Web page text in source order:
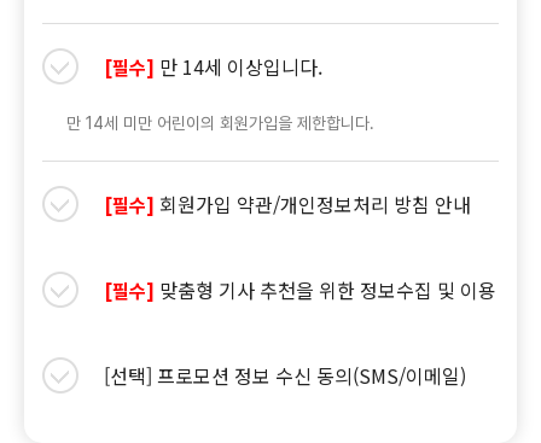
[필수] 만 14세 이상입니다.
만 14세 미만 어린이의 회원가입을 제한합니다.
[필수] 회원가입 약관/개인정보처리 방침 안내
[필수] 맞춤형 기사 추천을 위한 정보수집 및 이용
[선택] 프로모션 정보 수신 동의(SMS/이메일)